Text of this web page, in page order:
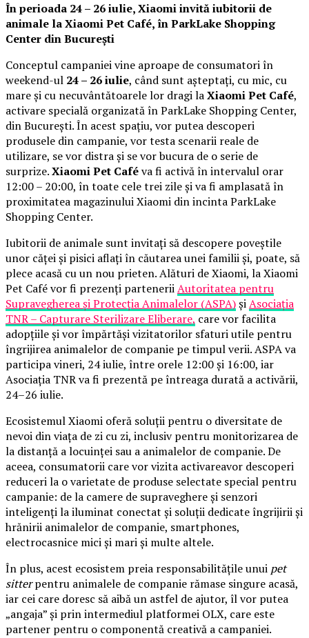
În perioada 24 – 26 iulie, Xiaomi invită iubitorii de
animale laXiaomi Pet Café, în ParkLake Shopping
Center din București
Conceptul campaniei vine aproape de consumatori în
weekend-ul 24 – 26 iulie, când sunt așteptați, cu mic, cu
mare și cu necuvântătoarele lor dragi laXiaomi Pet Café,
activare specială organizată în ParkLake Shopping Center,
din București. În acest spațiu, vor putea descoperi
produsele din campanie, vor testa scenarii reale de
utilizare, se vor distra și se vor bucura de o serie de
surprize.Xiaomi Pet Caféva fi activă în intervalul orar
12:00 – 20:00, în toate cele trei zile și va fi amplasată în
proximitatea magazinului Xiaomi din incinta ParkLake
Shopping Center.
Iubitorii de animale sunt invitați să descopere poveștile
unor căței și pisici aflați în căutarea unei familii și, poate, să
plece acasă cu un nou prieten. Alături de Xiaomi, la Xiaomi
Pet Café vor fi prezenți parteneriiAutoritatea pentru
Supravegherea și Protecția Animalelor (ASPA)șiAsociația
TNR – Capturare Sterilizare Eliberare, care vor facilita
adopțiile și vor împărtăși vizitatorilor sfaturi utile pentru
îngrijirea animalelor de companie pe timpul verii. ASPA va
participa vineri, 24 iulie, între orele 12:00 și 16:00, iar
Asociația TNR va fi prezentă pe întreaga durată a activării,
24–26 iulie.
Ecosistemul Xiaomi oferă soluții pentru o diversitate de
nevoi din viața de zi cu zi, inclusiv pentru monitorizarea de
la distanță a locuinței sau a animalelor de companie. De
aceea, consumatorii care vor vizita activareavor descoperi
reduceri la o varietate de produse selectate special pentru
campanie: de la camere de supraveghere și senzori
inteligenți la iluminat conectat și soluții dedicate îngrijirii și
hrănirii animalelor de companie, smartphones,
electrocasnice mici și mari și multe altele.
În plus, acest ecosistem preia responsabilitățile unui pet
sitterpentru animalele de companie rămase singure acasă,
iar cei care doresc să aibă un astfel de ajutor, îl vor putea
„angaja” și prin intermediul platformei OLX, care este
partener pentru o componentă creativă a campaniei.